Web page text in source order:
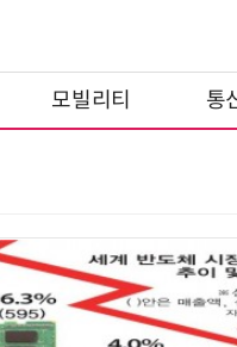
모빌리티 통